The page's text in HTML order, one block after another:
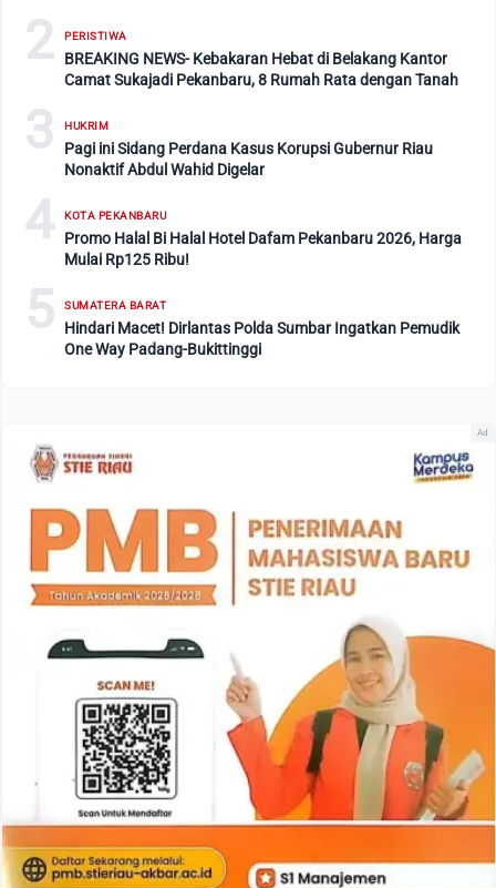
2 PERISTIWA
BREAKING NEWS- Kebakaran Hebat di Belakang Kantor
Camat Sukajadi Pekanbaru, 8 Rumah Rata dengan Tanah
3 HUKRIM
Pagi ini Sidang Perdana Kasus Korupsi Gubernur Riau
Nonaktif Abdul Wahid Digelar
4 KOTA PEKANBARU
Promo Halal Bi Halal Hotel Dafam Pekanbaru 2026, Harga
Mulai Rp125 Ribu!
5 SUMATERA BARAT
Hindari Macet! Dirlantas Polda Sumbar Ingatkan Pemudik
One Way Padang-Bukittinggi
Ad